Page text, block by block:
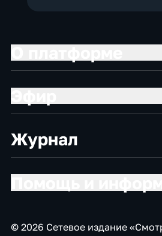
Журнал
© 2026 Сетевое издание